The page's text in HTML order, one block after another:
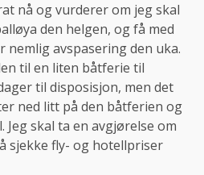
nå og vurderer om jeg skal
den helgen, og få med
nemlig avspasering den uka.
til en liten båtferie til
til disposisjon, men det
ned litt på den båtferien og
skal ta en avgjørelse om
sjekke fly- og hotellpriser